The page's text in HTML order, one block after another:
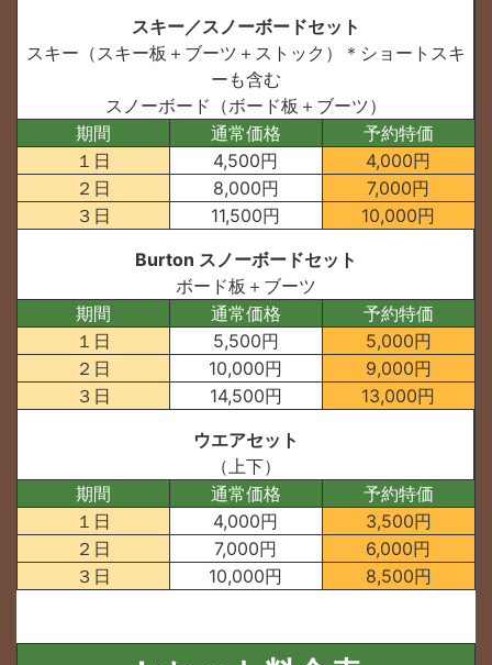
スキー／スノーボードセット
スキー（スキー板＋ブーツ＋ストック）＊ショートスキ
ーも含む
スノーボード（ボード板＋ブーツ）
期間
通常価格
予約特価
１日
4,500円
4,000円
２日
8,000円
7,000円
３日
11,500円
10,000円
Burton スノーボードセット
ボード板＋ブーツ
期間
通常価格
予約特価
１日
5,500円
5,000円
２日
10,000円
9,000円
３日
14,500円
13,000円
ウエアセット
（上下）
期間
通常価格
予約特価
１日
4,000円
3,500円
２日
7,000円
6,000円
３日
10,000円 8,500円